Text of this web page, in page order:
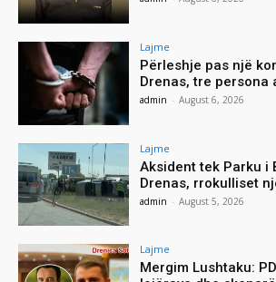
Lajme
Përleshje pas një
Drenas, tre persona
admin - August 6, 2026
Lajme
Aksident tek Parku i
Drenas, rrokulliset
admin - August 5, 2026
Lajme
Mergim Lushtaku: